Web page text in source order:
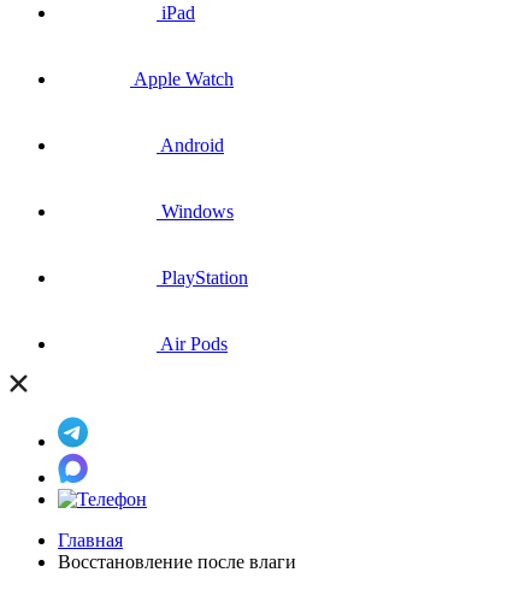
iPad
Apple Watch
Android
Windows
PlayStation
Air Pods
Главная
Восстановление после влаги